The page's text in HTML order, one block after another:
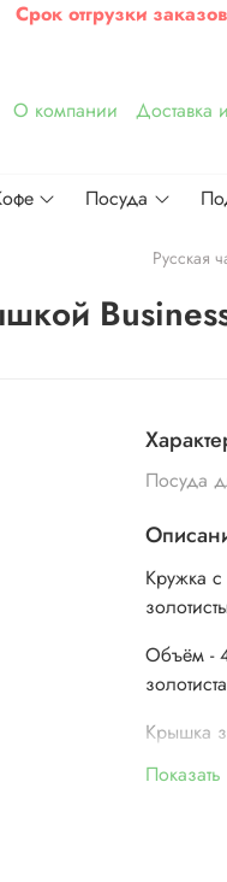
Срок отгрузки
О компании Доставка
Посуда
Русская
Посуда
Кружка
Объём -
Крышка